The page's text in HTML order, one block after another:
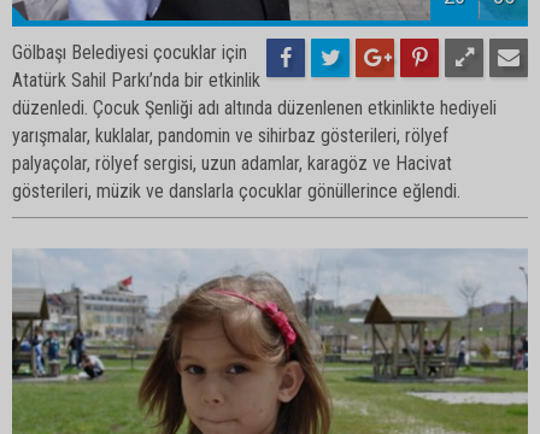
Gölbaşı Belediyesi çocuklar için
Atatürk Sahil Parkı’nda bir etkinlik
düzenledi. Çocuk Şenliği adı altında düzenlenen etkinlikte hediyeli
yarışmalar, kuklalar, pandomin ve sihirbaz gösterileri, rölyef
palyaçolar, rölyef sergisi, uzun adamlar, karagöz ve Hacivat
gösterileri, müzik ve danslarla çocuklar gönüllerince eğlendi.